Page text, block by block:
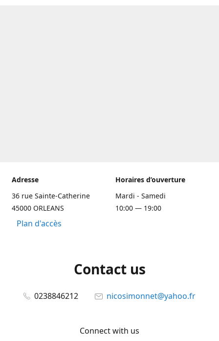
Adresse
36 rue Sainte-Catherine
45000 ORLEANS
Plan d'accès
Horaires d’ouverture
Mardi - Samedi
10:00 — 19:00
Contact us
0238846212 nicosimonnet@yahoo.fr
Connect with us